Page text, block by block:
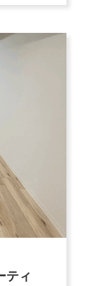
ティ